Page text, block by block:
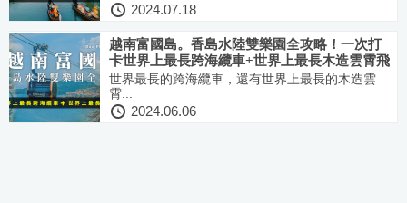
2024.07.18
越南富國島。香島水陸雙樂園全攻略！一次打
卡世界上最長跨海纜車+世界上最長木造雲霄飛
車。
世界最長的跨海纜車，還有世界上最長的木造雲
霄...
2024.06.06